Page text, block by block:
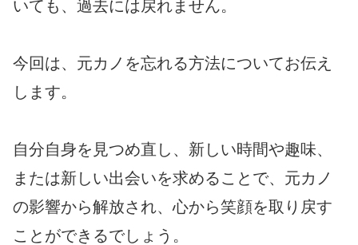
いても、過去には戻れません。
今回は、元カノを忘れる方法についてお伝え
します。
自分自身を見つめ直し、新しい時間や趣味、
または新しい出会いを求めることで、元カノ
の影響から解放され、心から笑顔を取り戻す
ことができるでしょう。